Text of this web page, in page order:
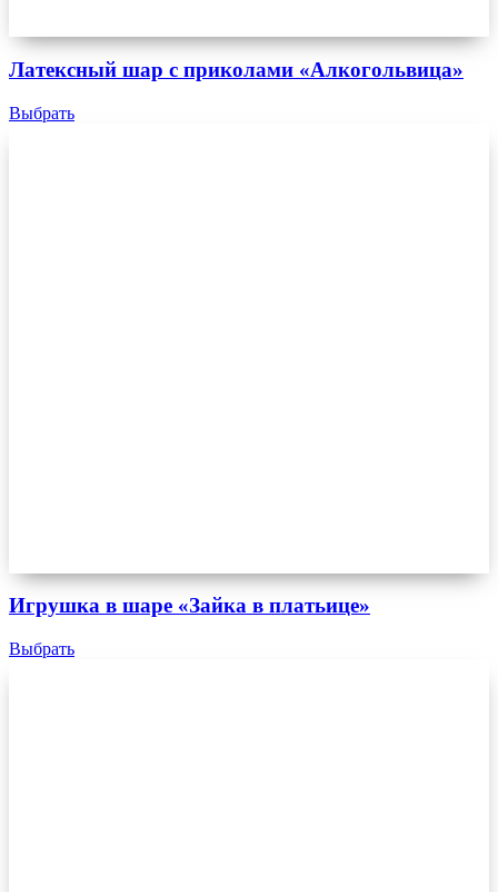
Латексный шар с приколами «Алкогольвица»
Выбрать
Игрушка в шаре «Зайка в платьице»
Выбрать